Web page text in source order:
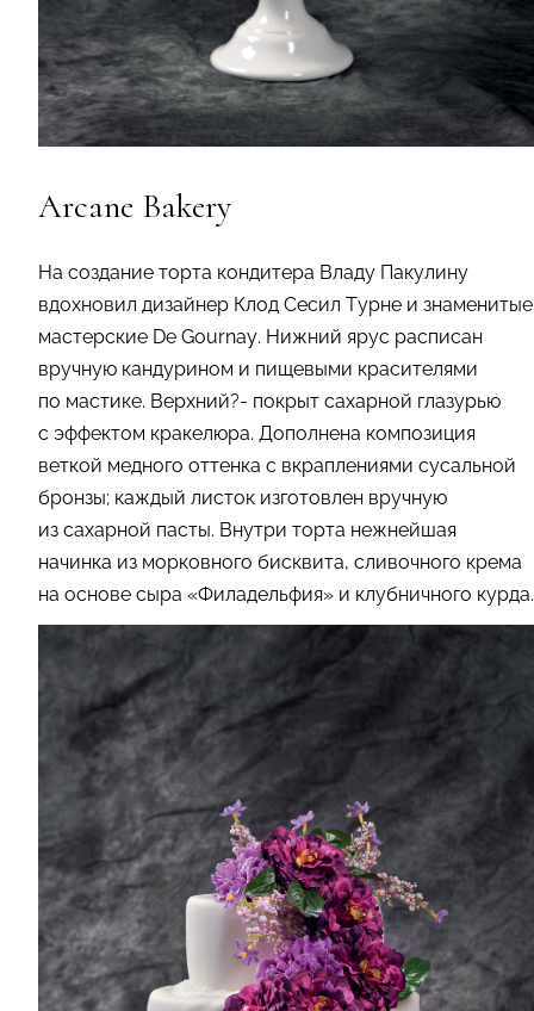
Arcane Bakery
На создание торта кондитера Владу Пакулину
вдохновил дизайнер Клод Сесил Турне и знаменитые
мастерские De Gournay. Нижний ярус расписан
вручную кандурином и пищевыми красителями
по мастике. Верхний?- покрыт сахарной глазурью
с эффектом кракелюра. Дополнена композиция
веткой медного оттенка с вкраплениями сусальной
бронзы; каждый листок изготовлен вручную
из сахарной пасты. Внутри торта нежнейшая
начинка из морковного бисквита, сливочного крема
на основе сыра «Филадельфия» и клубничного курда.